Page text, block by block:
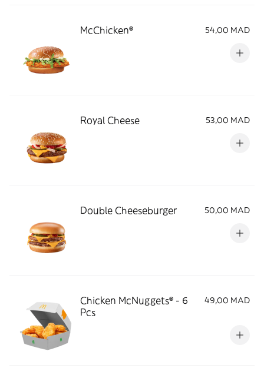
McChicken® 54,00 MAD
Royal Cheese 53,00 MAD
Double Cheeseburger 50,00 MAD
Chicken McNuggets® - 6
Pcs
49,00 MAD